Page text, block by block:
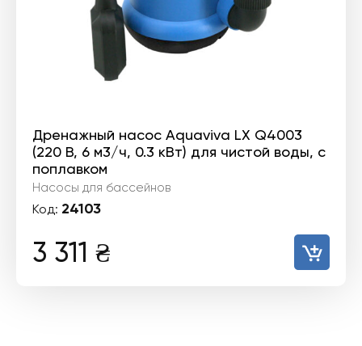
Дренажный насос Aquaviva LX Q4003
(220 В, 6 м3/ч, 0.3 кВт) для чистой воды, с
поплавком
Насосы для бассейнов
Код: 24103
3 311 ₴